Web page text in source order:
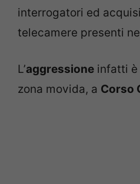
interrogatori ed
telecamere presenti
L’aggressione infatti è
zona movida, a Corso